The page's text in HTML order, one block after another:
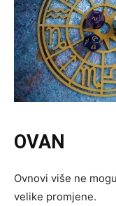
OVAN
Ovnovi više ne
velike promjene.